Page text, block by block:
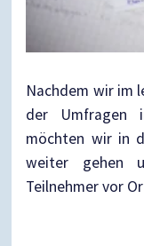
Nachdem wir im
der Umfragen
möchten wir in
weiter gehen
Teilnehmer vor